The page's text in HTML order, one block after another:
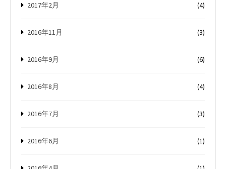
2017年2月 (4)
2016年11月 (3)
2016年9月 (6)
2016年8月 (4)
2016年7月 (3)
2016年6月 (1)